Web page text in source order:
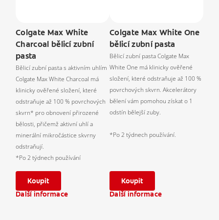
Colgate Max White
Charcoal bělicí zubní
pasta
Bělicí zubní pasta s aktivním uhlím
Colgate Max White Charcoal má
klinicky ověřené složení, které
odstraňuje až 100 % povrchových
skvrn* pro obnovení přirozené
bělosti, přičemž aktivní uhlí a
minerální mikročástice skvrny
odstraňují.
*Po 2 týdnech používání
Koupit
Další informace
Colgate Max White One
bělicí zubní pasta
Bělicí zubní pasta Colgate Max
White One má klinicky ověřené
složení, které odstraňuje až 100 %
povrchových skvrn. Akcelerátory
bělení vám pomohou získat o 1
odstín bělejší zuby.
*Po 2 týdnech používání.
Koupit
Další informace